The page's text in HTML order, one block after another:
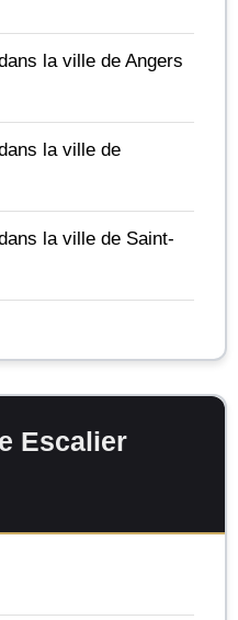
la ville de Angers
la ville de
la ville de Saint-
Escalier